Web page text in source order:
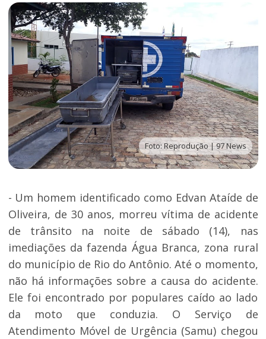
Foto: Reprodução | 97 News
- Um homem identificado como Edvan Ataíde de
Oliveira, de 30 anos, morreu vítima de acidente
de trânsito na noite de sábado (14), nas
imediações da fazenda Água Branca, zona rural
do município de Rio do Antônio. Até o momento,
não há informações sobre a causa do acidente.
Ele foi encontrado por populares caído ao lado
da moto que conduzia. O Serviço de
Atendimento Móvel de Urgência (Samu) chegou